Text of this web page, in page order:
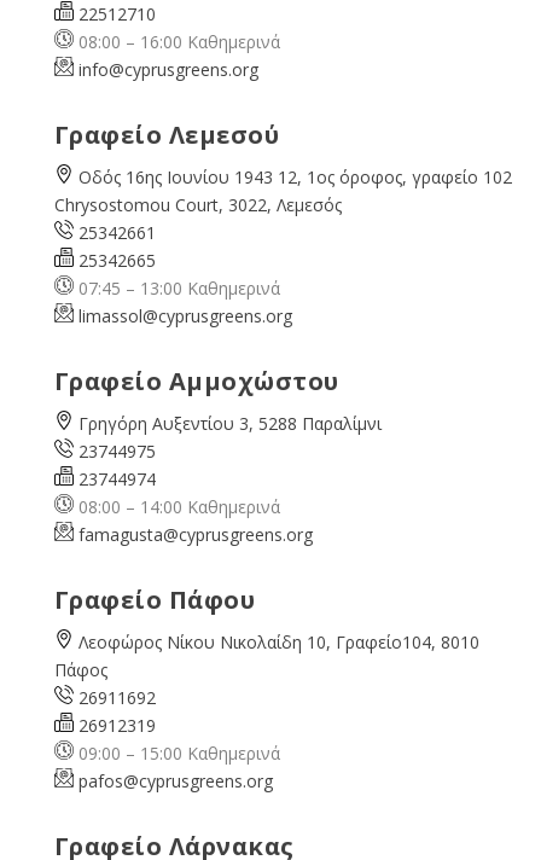
22512710
08:00 – 16:00 Καθημερινά
info@cyprusgreens.org
Γραφείο Λεμεσού
Οδός 16ης Ιουνίου 1943 12, 1ος όροφος, γραφείο 102
Chrysostomou Court, 3022, Λεμεσός
25342661
25342665
07:45 – 13:00 Καθημερινά
limassol@cyprusgreens.org
Γραφείο Αμμοχώστου
Γρηγόρη Αυξεντίου 3, 5288 Παραλίμνι
23744975
23744974
08:00 – 14:00 Καθημερινά
famagusta@cyprusgreens.org
Γραφείο Πάφου
Λεοφώρος Νίκου Νικολαίδη 10, Γραφείο104, 8010
Πάφος
26911692
26912319
09:00 – 15:00 Καθημερινά
pafos@cyprusgreens.org
Γραφείο Λάρνακας